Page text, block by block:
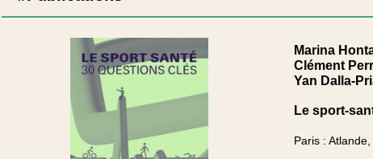
Marina
Clément
Yan Dalla-
Le sport-
Paris :